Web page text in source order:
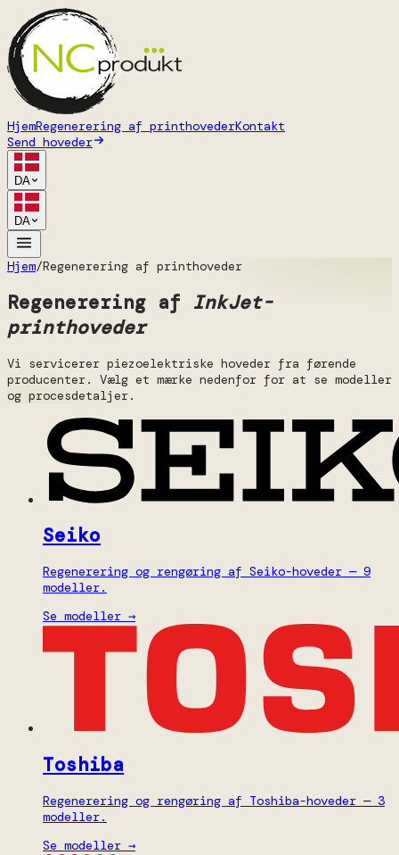
HjemRegenerering af printhovederKontakt
Send hoveder
DA
DA
Hjem/Regenerering af printhoveder
Regenerering af InkJet-
printhoveder
Vi servicerer piezoelektriske hoveder fra førende
producenter. Vælg et mærke nedenfor for at se modeller
og procesdetaljer.
Seiko
Regenerering og rengøring af Seiko-hoveder — 9
modeller.
Se modeller →
Toshiba
Regenerering og rengøring af Toshiba-hoveder — 3
modeller.
Se modeller →